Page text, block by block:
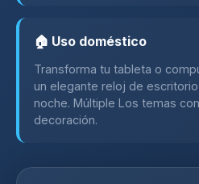
🏠 Uso doméstico
Transforma tu tableta o
un elegante reloj de
noche. Múltiple Los temas
decoración.